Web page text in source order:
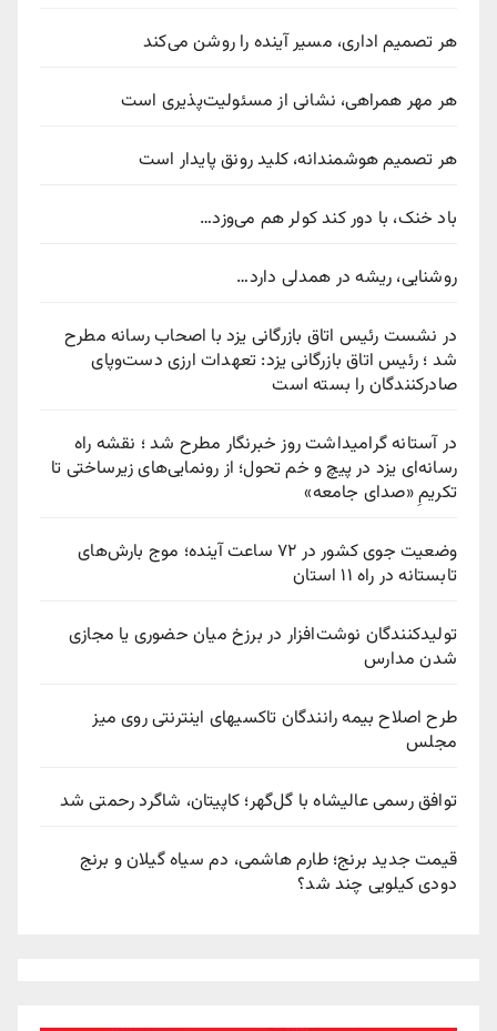
هر تصمیم اداری، مسیر آینده را روشن می‌کند
هر مهر همراهی، نشانی از مسئولیت‌پذیری است
هر تصمیم هوشمندانه، کلید رونق پایدار است
باد خنک، با دور کند کولر هم می‌وزد…
روشنایی، ریشه در همدلی دارد…
در نشست رئیس اتاق بازرگانی یزد با اصحاب رسانه مطرح
شد ؛ رئیس اتاق بازرگانی یزد: تعهدات ارزی دست‌وپای
صادرکنندگان را بسته است
در آستانه گرامیداشت روز خبرنگار مطرح شد ؛ نقشه راه
رسانه‌ای یزد در پیچ‌ و خم تحول؛ از رونمایی‌های زیرساختی تا
تکریمِ «صدای جامعه»
وضعیت جوی کشور در ۷۲ ساعت آینده؛ موج بارش‌های
تابستانه در راه ۱۱ استان
تولیدکنندگان نوشت‌افزار در برزخ میان حضوری یا مجازی
شدن مدارس
طرح اصلاح بیمه رانندگان تاکسیهای اینترنتی روی میز
مجلس
توافق رسمی عالیشاه با گل‌گهر؛ کاپیتان، شاگرد رحمتی شد
قیمت جدید برنج؛ طارم هاشمی، دم سیاه گیلان و برنج
دودی کیلویی چند شد؟